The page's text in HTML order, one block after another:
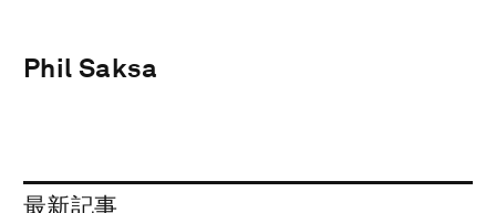
Phil Saksa
最新記事